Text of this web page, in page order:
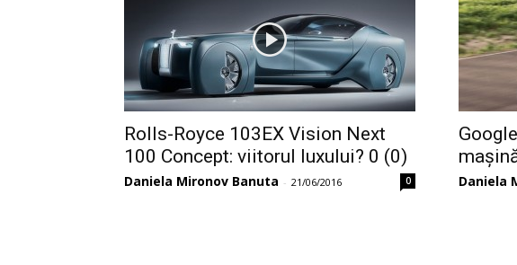
Rolls-Royce 103EX Vision Next
100 Concept: viitorul luxului? 0 (0)
Daniela Mironov Banuta - 21/06/2016 0 Daniela